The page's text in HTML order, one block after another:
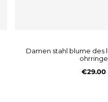
damen stahl blume des lebens drehbare
ohrringe
€29.00